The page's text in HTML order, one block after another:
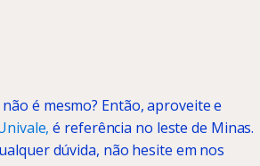
é mesmo? Então, aproveite e
é referência no leste de Minas.
dúvida, não hesite em nos